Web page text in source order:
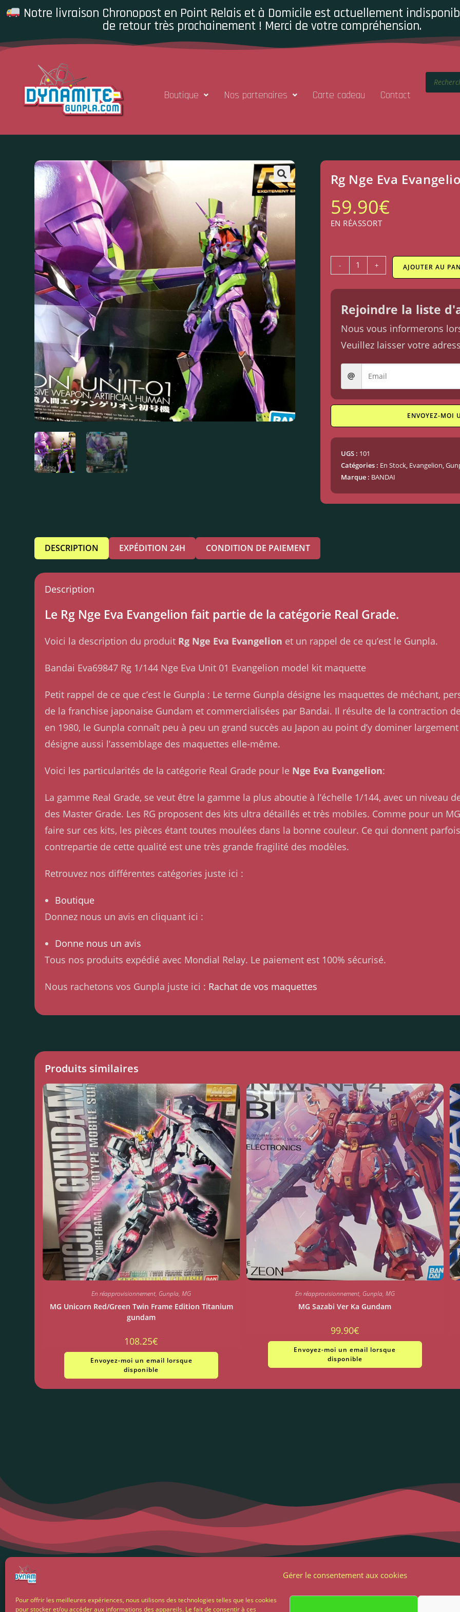
Gérer le consentement aux cookies
Pour offrir les meilleures expériences, nous utilisons des technologies telles que les cookies
pour stocker et/ou accéder aux informations des appareils. Le fait de consentir à ces
Notre livraison Chronopost en Point Relais et à Domicile est actuellement
de retour très prochainement ! Merci de votre compréhension.
Boutique Nos partenaires Carte cadeau Contact
Rg Nge Eva
59.90€
EN RÉASSORT
- + AJOUTER AU
Rejoindre la liste
Nous vous informerons
Veuillez laisser votre
ENVOYEZ-MOI
UGS : 101
Catégories : En Stock, Evangelion
Marque : BANDAI
DESCRIPTION EXPÉDITION 24H CONDITION DE PAIEMENT
Description
Le Rg Nge Eva Evangelion fait partie de la catégorie Real Grade.
Voici la description du produit Rg Nge Eva Evangelion et un rappel de ce qu’est le Gunpla.
Bandai Eva69847 Rg 1/144 Nge Eva Unit 01 Evangelion model kit maquette
Petit rappel de ce que c’est le Gunpla : Le terme Gunpla désigne les maquettes de méchant,
de la franchise japonaise Gundam et commercialisées par Bandai. Il résulte de la contraction
en 1980, le Gunpla connaît peu à peu un grand succès au Japon au point d’y dominer
désigne aussi l’assemblage des maquettes elle-même.
Voici les particularités de la catégorie Real Grade pour le Nge Eva Evangelion:
La gamme Real Grade, se veut être la gamme la plus aboutie à l’échelle 1/144, avec un niveau
des Master Grade. Les RG proposent des kits ultra détaillés et très mobiles. Comme pour un
faire sur ces kits, les pièces étant toutes moulées dans la bonne couleur. Ce qui donnent
contrepartie de cette qualité est une très grande fragilité des modèles.
Retrouvez nos différentes catégories juste ici :
Boutique
Donnez nous un avis en cliquant ici :
Donne nous un avis
Tous nos produits expédié avec Mondial Relay. Le paiement est 100% sécurisé.
Nous rachetons vos Gunpla juste ici : Rachat de vos maquettes
Produits similaires
En réapprovisionnement, Gunpla,MG
MG Unicorn Red/Green Twin Frame Edition Titanium
gundam
108.25€
Envoyez-moi un email lorsque
disponible
En réapprovisionnement, Gunpla, MG
MG Sazabi Ver Ka Gundam
99.90€
Envoyez-moi un email lorsque
disponible
85 500 Les